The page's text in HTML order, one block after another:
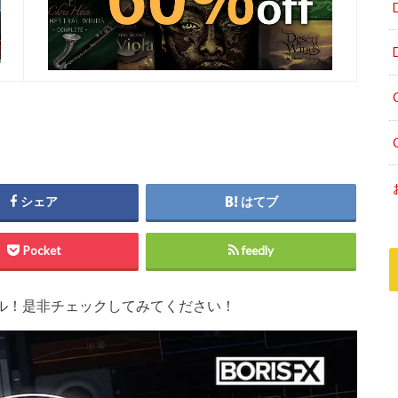
シェア はてブ
Pocket feedly
是非チェックしてみてください！